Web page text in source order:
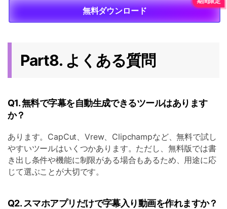
無料ダウンロード
Part8. よくある質問
Q1. 無料で字幕を自動生成できるツールはあります
か？
あります。CapCut、Vrew、Clipchampなど、無料で試し
やすいツールはいくつかあります。ただし、無料版では書
き出し条件や機能に制限がある場合もあるため、用途に応
じて選ぶことが大切です。
Q2. スマホアプリだけで字幕入り動画を作れますか？